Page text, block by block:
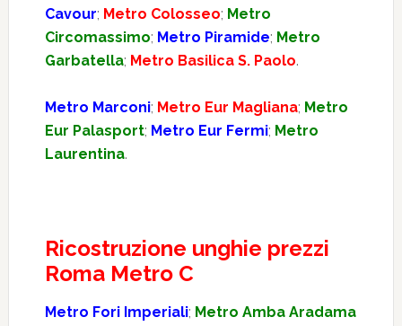
Cavour; Metro Colosseo; Metro
Circomassimo; Metro Piramide; Metro
Garbatella; Metro Basilica S. Paolo.
Metro Marconi; Metro Eur Magliana; Metro
Eur Palasport; Metro Eur Fermi; Metro
Laurentina.
Ricostruzione unghie prezzi
Roma Metro C
Metro Fori Imperiali; Metro Amba Aradama